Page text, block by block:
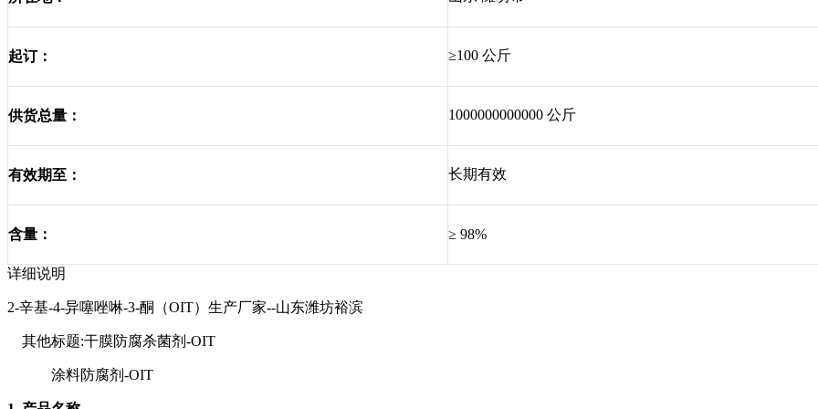
起订： ≥100 公斤
供货总量： 1000000000000 公斤
有效期至： 长期有效
含量： ≥ 98%
详细说明
2-辛基-4-异噻唑啉-3-酮 （OIT）生产厂家--山东潍坊裕滨
其他标题:干膜防腐杀菌剂 -OIT
涂料防腐剂 -OIT